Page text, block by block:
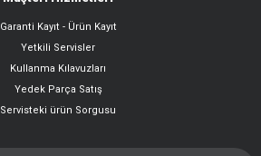
Garanti Kayıt - Ürün Kayıt
Yetkili Servisler
Kullanma Kılavuzları
Yedek Parça Satış
Servisteki ürün Sorgusu